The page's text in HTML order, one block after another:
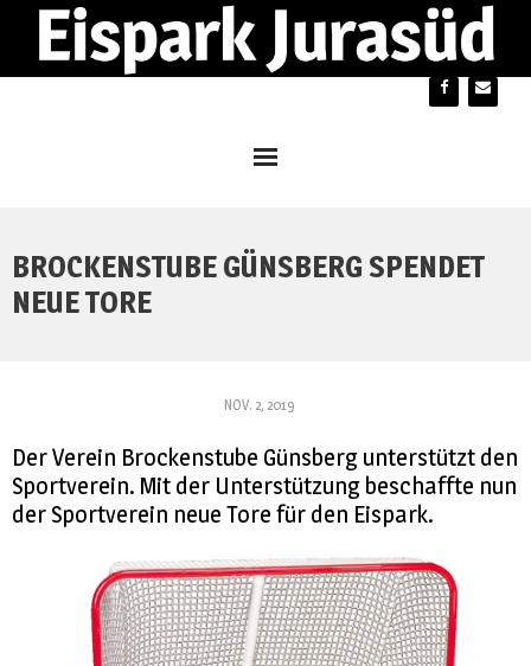
Parkbeiz
Mitgliedschaft
Projekt
BROCKENSTUBE GÜNSBERG SPENDET
NEUE TORE
NOV. 2, 2019
Der Verein Brockenstube Günsberg unterstützt den
Sportverein. Mit der Unterstützung beschaffte nun
der Sportverein neue Tore für den Eispark.